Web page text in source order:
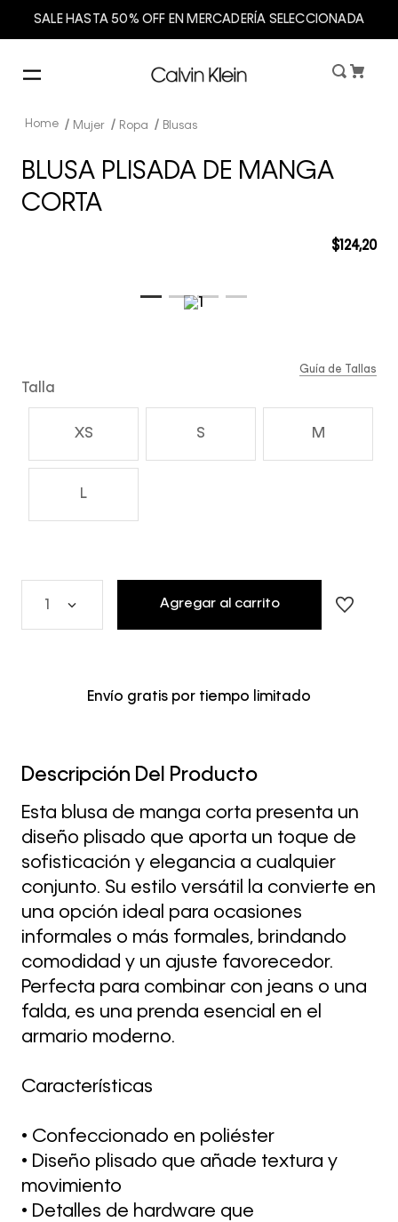
SALE HASTA 50% OFF EN MERCADERÍA SELECCIONADA
Mujer Ropa Blusas
BLUSA PLISADA DE MANGA
CORTA
$124,20
Talla
XS S M
L
Guía de Tallas
Agregar al carrito
Envío gratis por tiempo limitado
Descripción Del Producto
Esta blusa de manga corta presenta un
diseño plisado que aporta un toque de
sofisticación y elegancia a cualquier
conjunto. Su estilo versátil la convierte en
una opción ideal para ocasiones
informales o más formales, brindando
comodidad y un ajuste favorecedor.
Perfecta para combinar con jeans o una
falda, es una prenda esencial en el
armario moderno.
Características
• Confeccionado en poliéster
• Diseño plisado que añade textura y
movimiento
• Detalles de hardware que